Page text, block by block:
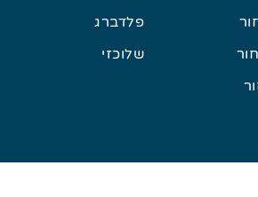
פלדברג
שלוכזי